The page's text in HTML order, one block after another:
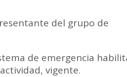
del grupo de
de emergencia
vigente.